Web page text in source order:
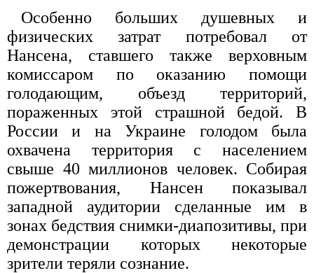
Особенно больших душевных и
физических затрат потребовал от
Нансена, ставшего также верховным
комиссаром по оказанию помощи
голодающим, объезд территорий,
пораженных этой страшной бедой. В
России и на Украине голодом была
охвачена территория с населением
свыше 40 миллионов человек. Собирая
пожертвования, Нансен показывал
западной аудитории сделанные им в
зонах бедствия снимки-диапозитивы, при
демонстрации которых некоторые
зрители теряли сознание.